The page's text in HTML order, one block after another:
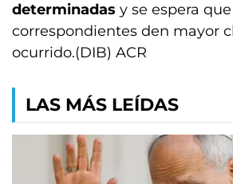
determinadas y se espera
correspondientes den mayor
ocurrido.(DIB) ACR
LAS MÁS LEÍDAS